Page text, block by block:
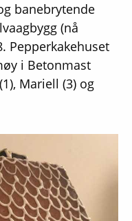
banebrytende
(nå
Pepperkakehuset
i Betonmast
Mariell (3) og